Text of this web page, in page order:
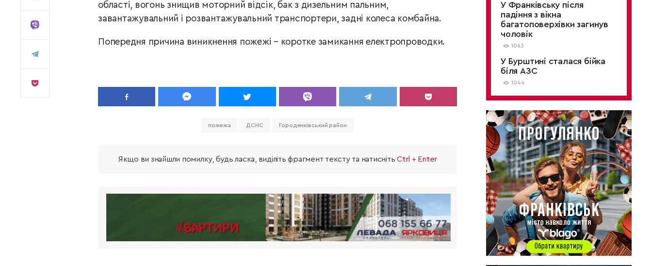
області, вогонь знищив моторний відсік, бак з дизельним пальним,
завантажувальний і розвантажувальний транспортери, задні колеса комбайна.
Попередня причина виникнення пожежі – коротке замикання електропроводки.
пожежа ДСНС Городенківський район
Якщо ви знайшли помилку, будь ласка, виділіть фрагмент тексту та натиснітьCtrl + Enter
У Франківську після
падіння з вікна
багатоповерхівки загинув
чоловік
1063
У Бурштині сталася бійка
біля АЗС
1044